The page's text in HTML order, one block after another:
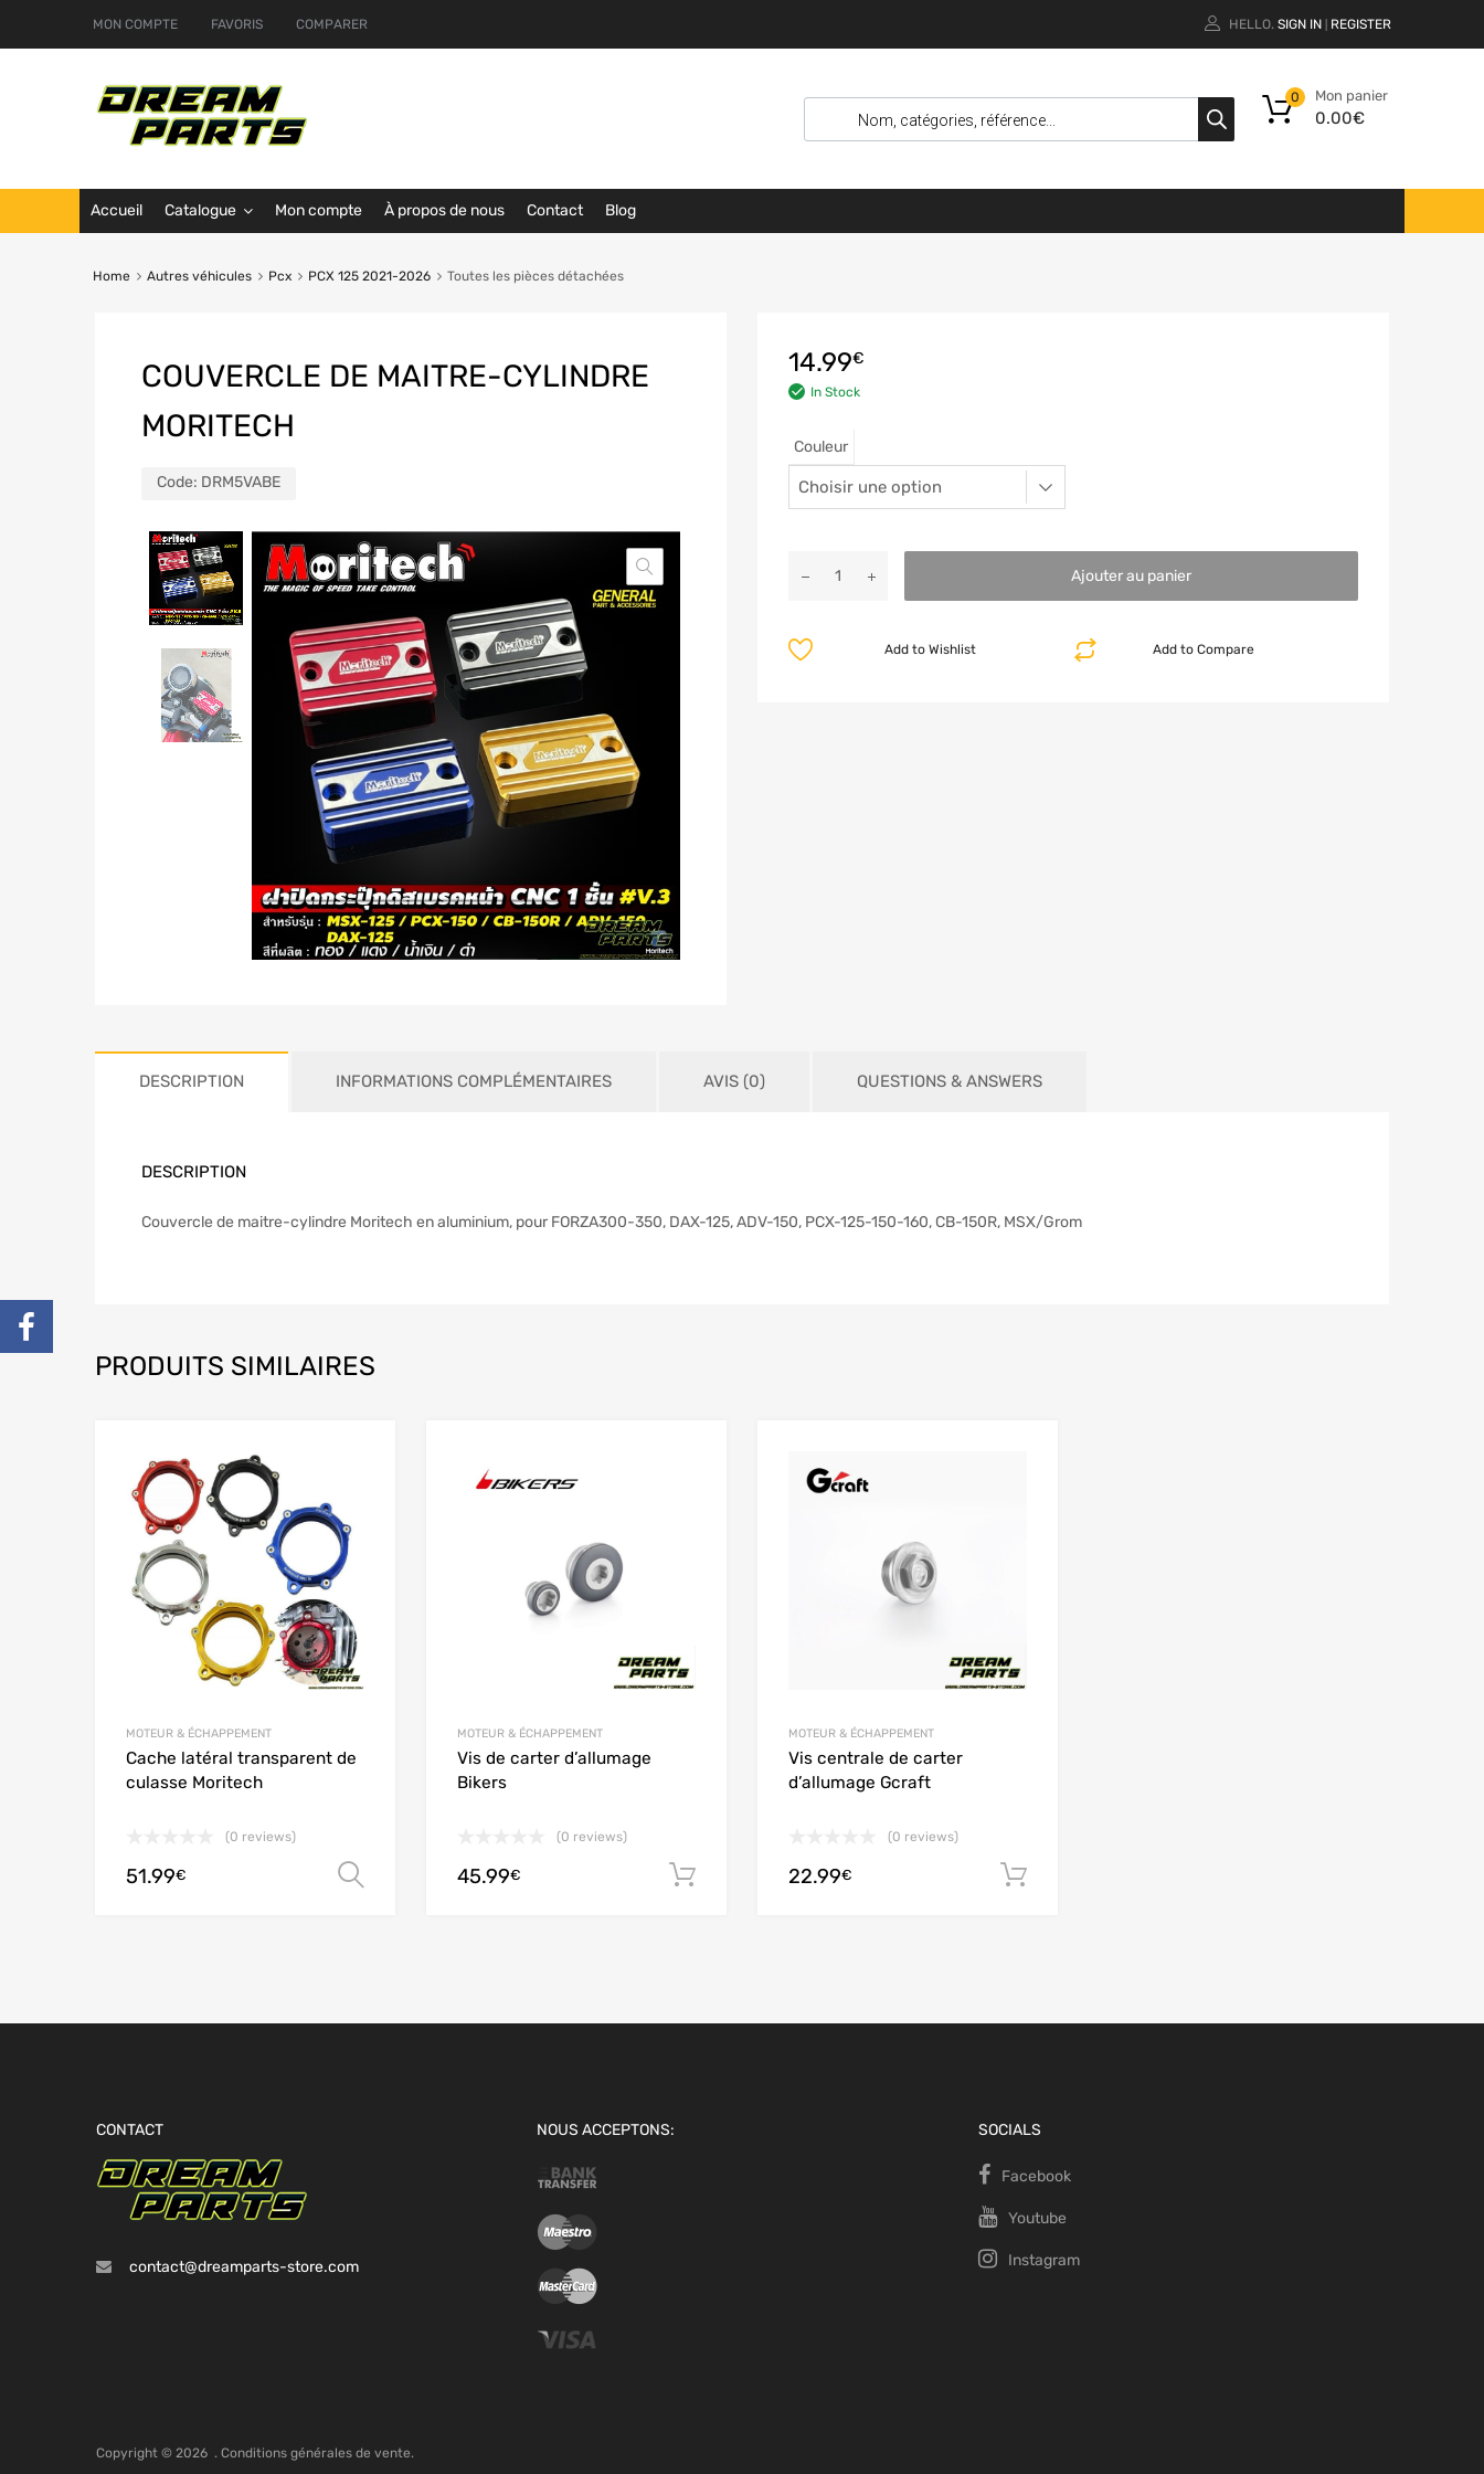
MON COMPTE FAVORIS COMPARER HELLO. SIGN IN REGISTER
Mon panier
0.00€
0
Accueil Catalogue Mon compte À propos de nous Contact Blog
Home Autres véhicules Pcx PCX 125 2021-2026 Toutes les pièces détachées
COUVERCLE DE MAITRE-CYLINDRE
MORITECH
Code: DRM5VABE
14.99€
In Stock
Couleur
Ajouter au panier
Add to Compare
Add to Wishlist
DESCRIPTION INFORMATIONS COMPLÉMENTAIRES AVIS (0) QUESTIONS & ANSWERS
DESCRIPTION
Couvercle de maitre-cylindre Moritech en aluminium, pour FORZA300-350, DAX-125, ADV-150, PCX-125-150-160, CB-150R, MSX/Grom
PRODUITS SIMILAIRES
MOTEUR & ÉCHAPPEMENT
Cache latéral transparent de
culasse Moritech
(0 reviews)
51.99€ Choix des options
MOTEUR & ÉCHAPPEMENT
Vis de carter d’allumage
Bikers
(0 reviews)
45.99€ Ajouter au panier
MOTEUR & ÉCHAPPEMENT
Vis centrale de carter
d’allumage Gcraft
(0 reviews)
22.99€
CONTACT
contact@dreamparts-store.com
NOUS ACCEPTONS: SOCIALS
Facebook
Youtube
Instagram
Copyright © 2026 . Conditions générales de vente.